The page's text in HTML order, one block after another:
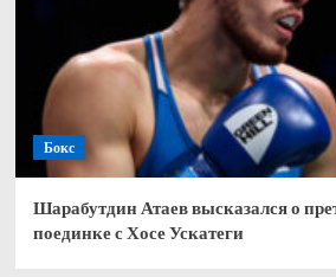
Бокс
Шарабутдин Атаев высказался о
поединке с Хосе Ускатеги